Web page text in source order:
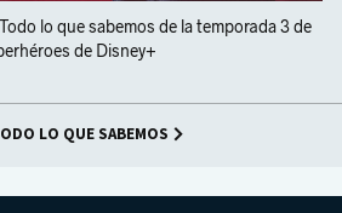
lo que sabemos de la temporada 3 de
de Disney+
LO QUE SABEMOS